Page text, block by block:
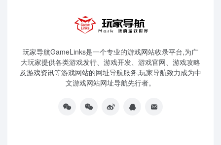
玩家导航GameLinks是一个专业的游戏网站收录平台,为广
大玩家提供各类游戏发行、游戏开发、游戏官网、游戏攻略
及游戏资讯等游戏网站的网址导航服务,玩家导航致力成为中
文游戏网站网址导航先行者。